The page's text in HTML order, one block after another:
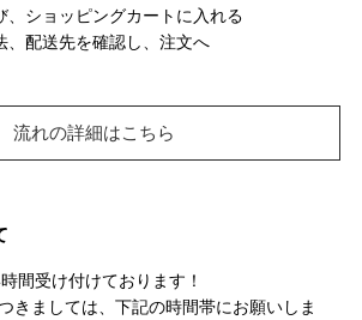
ショッピングカートに入れる
配送先を確認し、注文へ
流れの詳細はこちら
間受け付けております！
きましては、下記の時間帯にお願いしま